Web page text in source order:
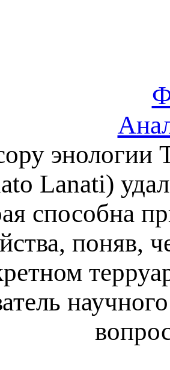
энологии
Lanati)
способна
поняв,